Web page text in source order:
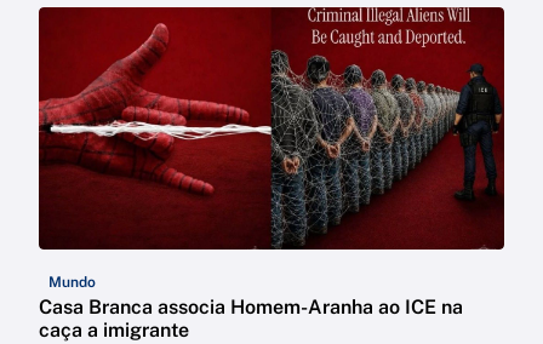
Mundo
Casa Branca associa Homem-Aranha ao ICE na
caça a imigrante